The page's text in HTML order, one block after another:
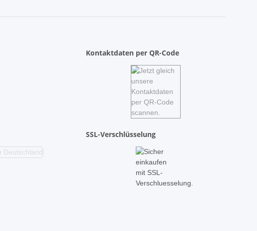
Kontaktdaten per QR-Code
SSL-Verschlüsselung